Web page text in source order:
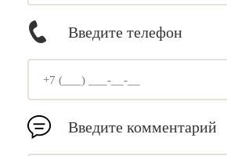
Введите телефон
Введите комментарий